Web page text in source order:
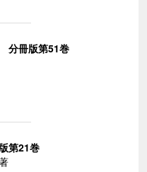
分冊版第51巻
第21巻